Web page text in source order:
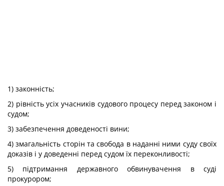
1) законність;
2) рівність усіх учасників судового процесу перед законом і
судом;
3) забезпечення доведеності вини;
4) змагальність сторін та свобода в наданні ними суду своїх
доказів і у доведенні перед судом їх переконливості;
5) підтримання державного обвинувачення в суді
прокурором;